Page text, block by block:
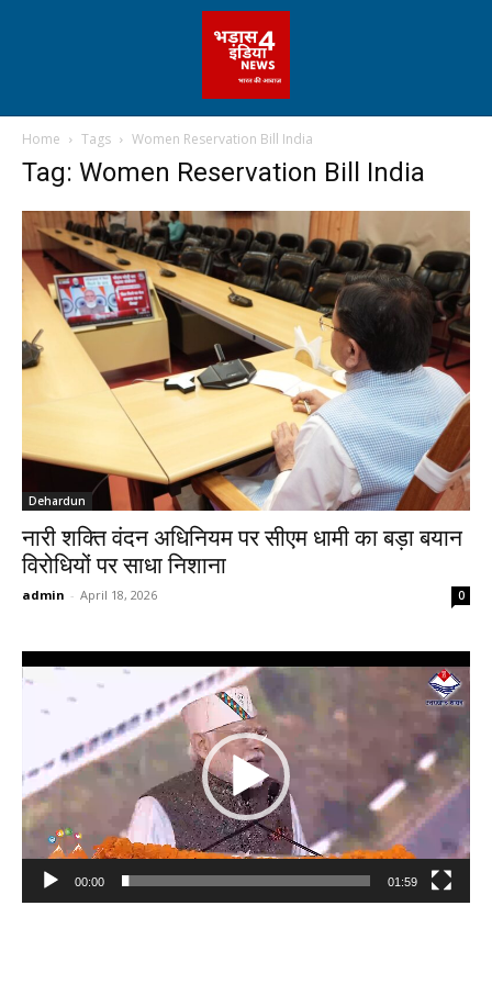
Home Tags Women Reservation Bill India
Tag: Women Reservation Bill India
Dehardun
नारी शक्ति वंदन अधिनियम पर सीएम धामी का बड़ा बयान
विरोधियों पर साधा निशाना
admin - April 18, 2026 0
Player
00:00 01:59